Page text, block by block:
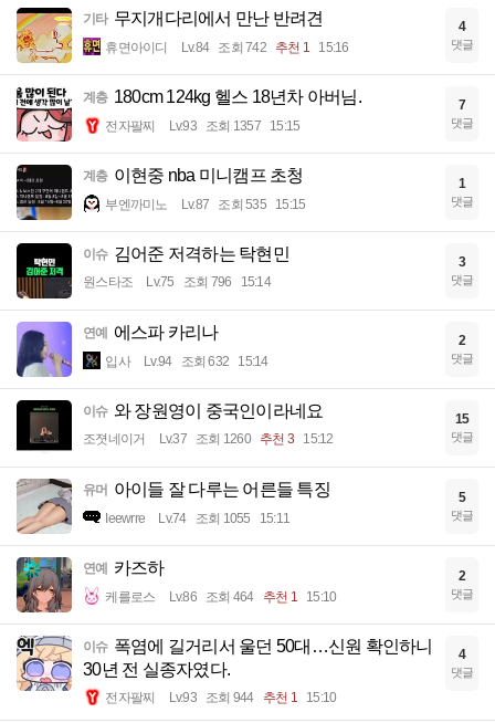
기타 무지개다리에서 만난 반려견
휴면아이디 Lv.84 조회 742 추천 1 15:16
4
댓글
계층 180cm 124kg 헬스 18년차 아버님.
전자팔찌 Lv.93 조회 1357 15:15
7
댓글
계층 이현중 nba 미니캠프 초청
부엔까미노 Lv.87 조회 535 15:15
1
댓글
이슈 김어준 저격하는 탁현민
원스타조 Lv.75 조회 796 15:14
3
댓글
연예 에스파 카리나
입사 Lv.94 조회 632 15:14
2
댓글
이슈 와 장원영이 중국인이라네요
조졋네이거 Lv.37 조회 1260 추천 3 15:12
15
댓글
유머 아이들 잘 다루는 어른들 특징
Ieewrre Lv.74 조회 1055 15:11
5
댓글
연예 카즈하
케를로스 Lv.86 조회 464 추천 1 15:10
2
댓글
이슈 폭염에 길거리서 울던 50대…신원 확인하니
30년 전 실종자였다.
전자팔찌 Lv.93 조회 944 추천 1 15:10
4
댓글